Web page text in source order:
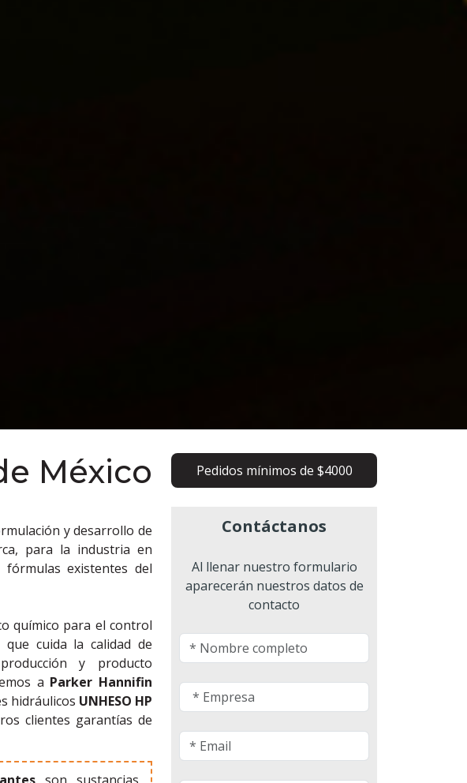
México
y desarrollo de
para la industria en
existentes del
químico para el control
que cuida la calidad de
y producto
a Parker Hannifin
hidráulicos UNHESO HP
clientes garantías de
Pedidos mínimos de $4000
Contáctanos
Al llenar nuestro formulario
aparecerán nuestros datos de
contacto